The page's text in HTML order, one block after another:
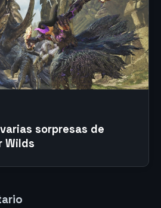
sorpresas de
Wilds